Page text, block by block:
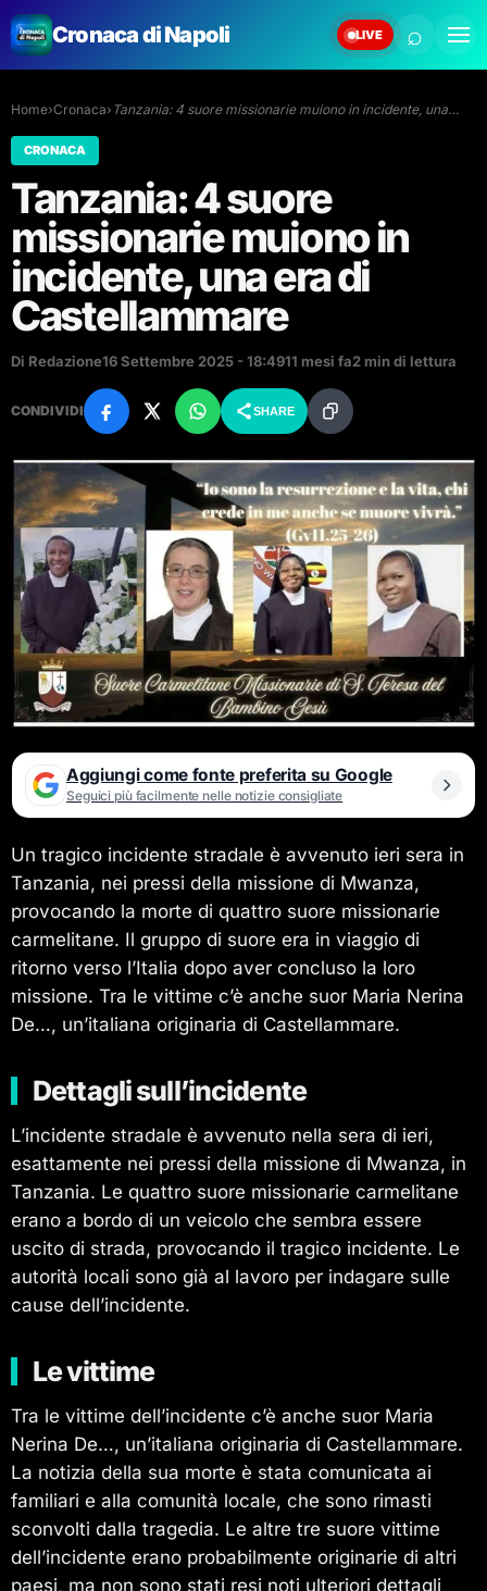
Cronaca di Napoli LIVE ⌕
Home›Cronaca› Tanzania: 4 suore missionarie muiono in incidente, una…
CRONACA
Tanzania: 4 suore
missionarie muiono in
incidente, una era di
Castellammare
Di Redazione16 Settembre 2025 - 18:4911 mesi fa2 min di lettura
CONDIVIDI SHARE
Aggiungi come fonte preferita su Google
Seguici più facilmente nelle notizie consigliate
Un tragico incidente stradale è avvenuto ieri sera in
Tanzania, nei pressi della missione di Mwanza,
provocando la morte di quattro suore missionarie
carmelitane. Il gruppo di suore era in viaggio di
ritorno verso l’Italia dopo aver concluso la loro
missione. Tra le vittime c’è anche suor Maria Nerina
De…, un’italiana originaria di Castellammare.
Dettagli sull’incidente
L’incidente stradale è avvenuto nella sera di ieri,
esattamente nei pressi della missione di Mwanza, in
Tanzania. Le quattro suore missionarie carmelitane
erano a bordo di un veicolo che sembra essere
uscito di strada, provocando il tragico incidente. Le
autorità locali sono già al lavoro per indagare sulle
cause dell’incidente.
Le vittime
Tra le vittime dell’incidente c’è anche suor Maria
Nerina De…, un’italiana originaria di Castellammare.
La notizia della sua morte è stata comunicata ai
familiari e alla comunità locale, che sono rimasti
sconvolti dalla tragedia. Le altre tre suore vittime
dell’incidente erano probabilmente originarie di altri
paesi, ma non sono stati resi noti ulteriori dettagli